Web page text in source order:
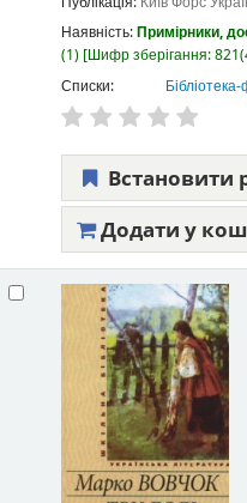
Наявність:Примірники,
(1) Шифр зберігання:
Списки:
Встановити
Додати у